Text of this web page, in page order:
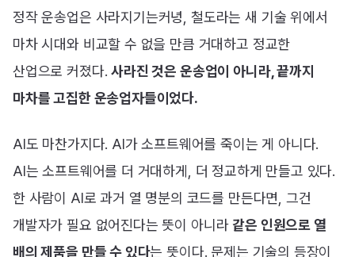
정작 운송업은 사라지기는커녕, 철도라는 새 기술 위에서
마차 시대와 비교할 수 없을 만큼 거대하고 정교한
산업으로 커졌다.사라진 것은 운송업이 아니라, 끝까지
마차를 고집한 운송업자들이었다.
AI도 마찬가지다. AI가 소프트웨어를 죽이는 게 아니다.
AI는 소프트웨어를 더 거대하게, 더 정교하게 만들고 있다.
한 사람이 AI로 과거 열 명분의 코드를 만든다면, 그건
개발자가 필요 없어진다는 뜻이 아니라 같은 인원으로 열
배의 제품을 만들 수 있다는 뜻이다. 문제는 기술의 등장이